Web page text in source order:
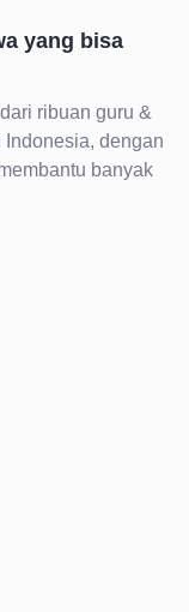
yang bisa
ribuan guru &
dengan
banyak